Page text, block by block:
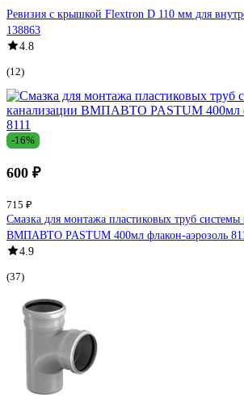
Ревизия с крышкой Flextron D 110 мм для
138863
4.8
(12)
-16%
600 ₽
715 ₽
Смазка для монтажа пластиковых труб системы
ВМПАВТО PASTUM 400мл флакон-аэрозоль
4.9
(37)